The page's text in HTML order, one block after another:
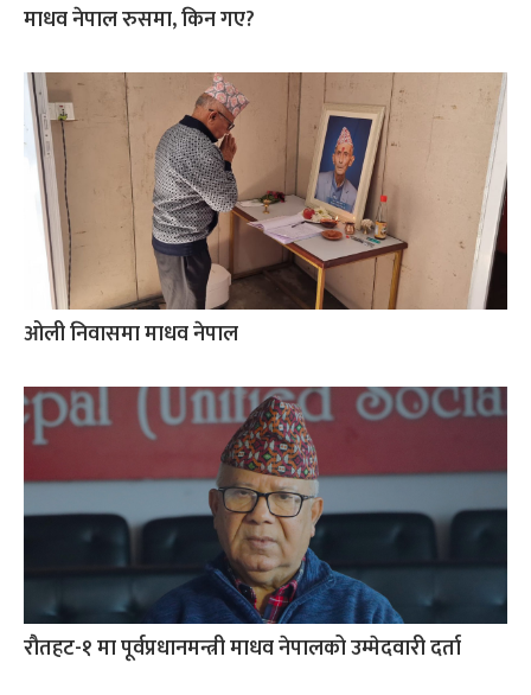
माधव नेपाल रुसमा, किन गए?
ओली निवासमा माधव नेपाल
रौतहट-१ मा पूर्वप्रधानमन्त्री माधव नेपालको उम्मेदवारी दर्ता